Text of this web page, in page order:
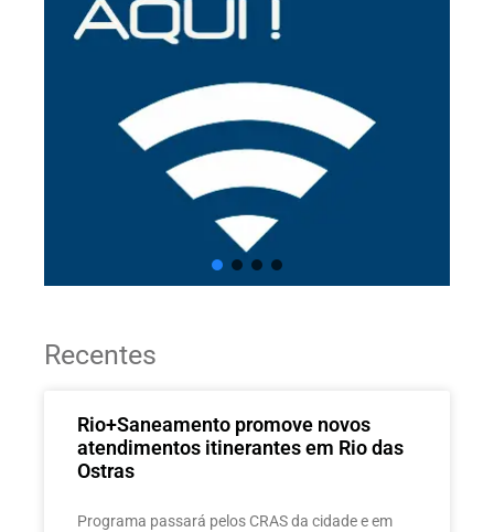
Recentes
Rio+Saneamento promove novos
atendimentos itinerantes em Rio das
Ostras
Programa passará pelos CRAS da cidade e em